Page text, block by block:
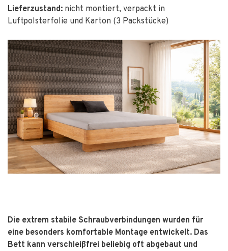
Lieferzustand: nicht montiert, verpackt in
Luftpolsterfolie und Karton (3 Packstücke)
Die extrem stabile Schraubverbindungen wurden für
eine besonders komfortable Montage entwickelt. Das
Bett kann verschleißfrei beliebig oft abgebaut und